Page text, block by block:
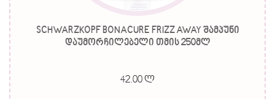
SCHWARZKOPF BONACURE FRIZZ AWAY შამპუნი
დაუმორჩილებელი თმის 250მლ
42.00 ლ